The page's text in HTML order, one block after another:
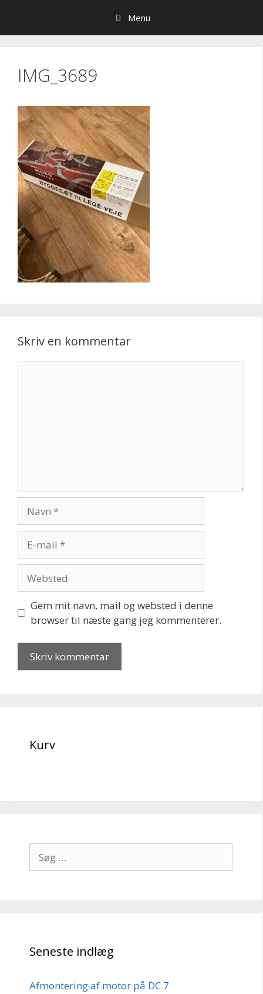
indhold
Menu
IMG_3689
Skriv en kommentar
mail
Gem mit navn, mail og websted i denne
browser til næste gang jeg kommenterer.
Kurv
efter:
Seneste indlæg
Afmontering af motor på DC 7